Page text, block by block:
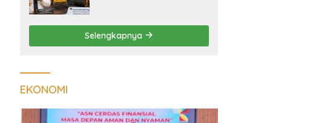
Demi Keselamatan
Pengguna Jalan
Selengkapnya
EKONOMI